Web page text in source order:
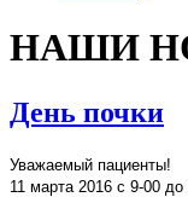
НАШИ
День почки
Уважаемый пациенты!
11 марта 2016 с 9-00